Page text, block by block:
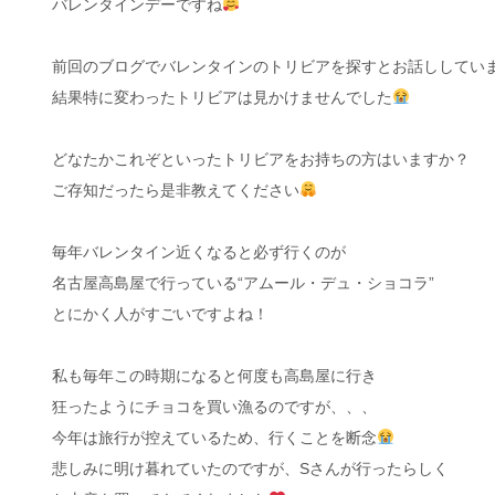
バレンタインデーですね
前回のブログでバレンタインのトリビアを探すとお話ししてい
結果特に変わったトリビアは見かけませんでした
どなたかこれぞといったトリビアをお持ちの方はいますか？
ご存知だったら是非教えてください
毎年バレンタイン近くなると必ず行くのが
名古屋高島屋で行っている“アムール・デュ・ショコラ”
とにかく人がすごいですよね！
私も毎年この時期になると何度も高島屋に行き
狂ったようにチョコを買い漁るのですが、、、
今年は旅行が控えているため、行くことを断念
悲しみに明け暮れていたのですが、Sさんが行ったらしく